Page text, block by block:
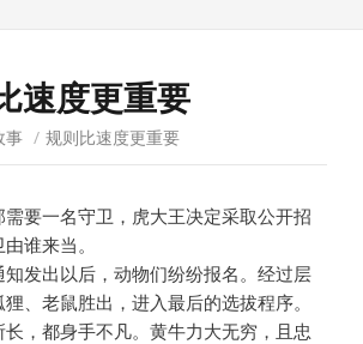
速度更重要
事 / 规则比速度更重要
要一名守卫，虎大王决定采取公开招
谁来当。
发出以后，动物们纷纷报名。经过层
、老鼠胜出，进入最后的选拔程序。
，都身手不凡。黄牛力大无穷，且忠